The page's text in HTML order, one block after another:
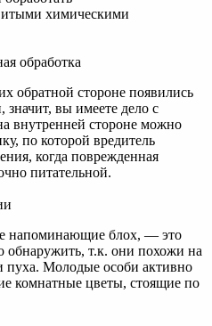
химическими
обратной стороне появились
вы имеете дело с
внутренней стороне можно
по которой вредитель
когда поврежденная
питательной.
напоминающие блох, — это
обнаружить, т.к. они похожи на
пуха. Молодые особи активно
комнатные цветы, стоящие по